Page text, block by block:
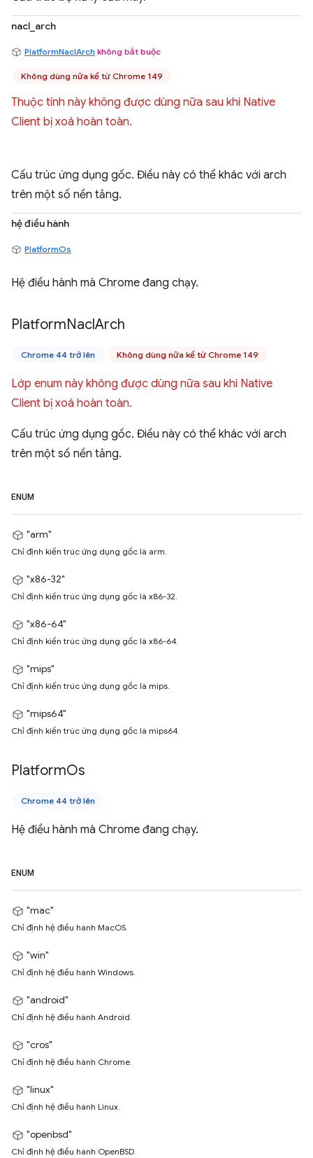
nacl_arch
PlatformNaclArch không bắt buộc
Không dùng nữa kể từ Chrome 149
Thuộc tính này không được dùng nữa sau khi Native
Client bị xoá hoàn toàn.
Cấu trúc ứng dụng gốc. Điều này có thể khác với arch
trên một số nền tảng.
hệ điều hành
PlatformOs
Hệ điều hành mà Chrome đang chạy.
PlatformNaclArch
Chrome 44 trở lên Không dùng nữa kể từ Chrome 149
Lớp enum này không được dùng nữa sau khi Native
Client bị xoá hoàn toàn.
Cấu trúc ứng dụng gốc. Điều này có thể khác với arch
trên một số nền tảng.
ENUM
"arm"
Chỉ định kiến trúc ứng dụng gốc là arm.
"x86-32"
Chỉ định kiến trúc ứng dụng gốc là x86-32.
"x86-64"
Chỉ định kiến trúc ứng dụng gốc là x86-64.
"mips"
Chỉ định kiến trúc ứng dụng gốc là mips.
"mips64"
Chỉ định kiến trúc ứng dụng gốc là mips64.
PlatformOs
Chrome 44 trở lên
Hệ điều hành mà Chrome đang chạy.
ENUM
"mac"
Chỉ định hệ điều hành MacOS.
"win"
Chỉ định hệ điều hành Windows.
"android"
Chỉ định hệ điều hành Android.
"cros"
Chỉ định hệ điều hành Chrome.
"linux"
Chỉ định hệ điều hành Linux.
"openbsd"
Chỉ định hệ điều hành OpenBSD.